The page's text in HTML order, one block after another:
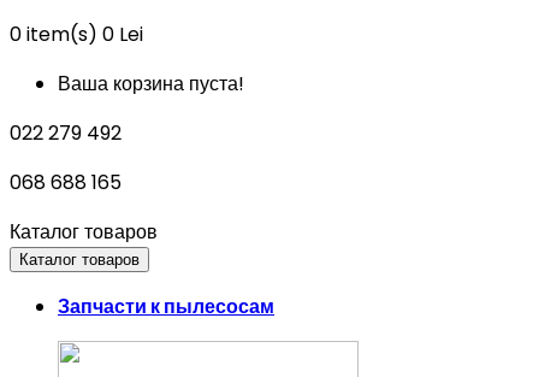
0item(s) 0 Lei
Ваша корзина пуста!
022 279 492
068 688 165
Каталог товаров
Каталог товаров
Запчасти к пылесосам